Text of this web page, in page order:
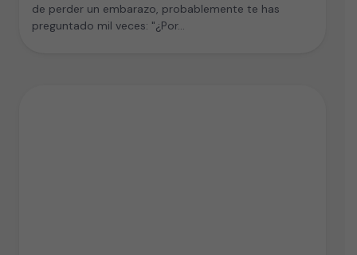
de perder un embarazo, probablemente te has
preguntado mil veces: "¿Por…